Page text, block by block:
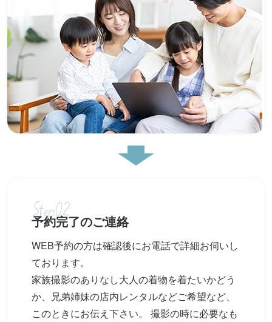
Step02
予約完了のご連絡
WEB予約の方は確認後にお電話で詳細お伺いし
ております。
家族撮影のありなし大人の着物を着たいかどう
か、兄弟姉妹の店内レンタルなどご希望など、
このときにお伝え下さい。 撮影の時に必要なも